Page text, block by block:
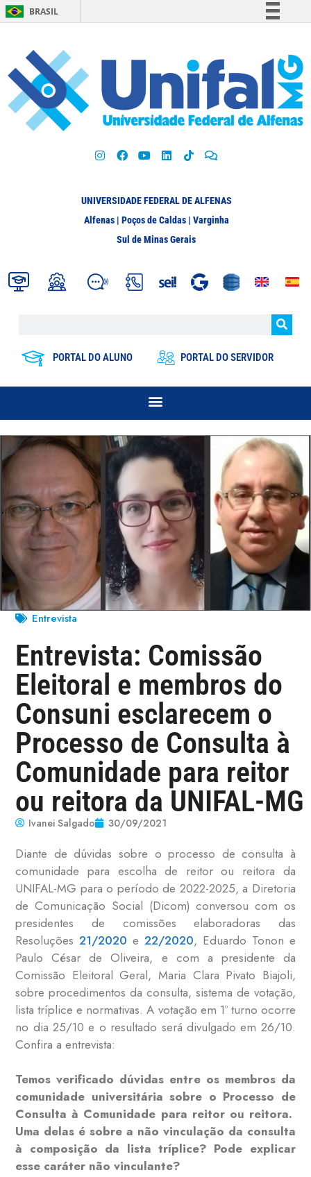
BRASIL
Participe
Acesso à informação
Legislação
UNIVERSIDADE FEDERAL DE ALFENAS
Alfenas | Poços de Caldas | Varginha
Sul de Minas Gerais
PORTAL DO ALUNO PORTAL DO SERVIDOR
Entrevista
Entrevista: Comissão
Eleitoral e membros do
Consuni esclarecem o
Processo de Consulta à
Comunidade para reitor
ou reitora da UNIFAL-MG
Ivanei Salgado 30/09/2021
Diante de dúvidas sobre o processo de consulta à
comunidade para escolha de reitor ou reitora da
UNIFAL-MG para o período de 2022-2025, a Diretoria
de Comunicação Social (Dicom) conversou com os
presidentes de comissões elaboradoras das
Resoluções21/2020 e22/2020, Eduardo Tonon e
Paulo César de Oliveira, e com a presidente da
Comissão Eleitoral Geral, Maria Clara Pivato Biajoli,
sobre procedimentos da consulta, sistema de votação,
lista tríplice e normativas. A votação em 1º turno ocorre
no dia 25/10 e o resultado será divulgado em 26/10.
Confira a entrevista:
Temos verificado dúvidas entre os membros da
comunidade universitária sobre o Processo de
Consulta à Comunidade para reitor ou reitora.
Uma delas é sobre a não vinculação da consulta
à composição da lista tríplice? Pode explicar
esse caráter não vinculante?